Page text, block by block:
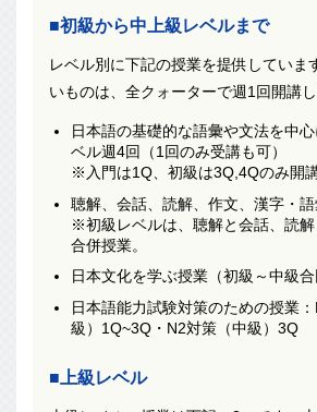
■初級から中上級レベルまで
レベル別に下記の授業を提供していま
いものは、全クォーターで週1回開講し
日本語の基礎的な語彙や文法を中
ベル週4回（1回のみ受講も可）
※入門は1Q、初級は3Q,4Qのみ開
聴解、会話、読解、作文、漢字・
※初級レベルは、聴解と会話、読
合併授業。
日本文化を学ぶ授業（初級～中級合
日本語能力試験対策のための授業
級）1Q~3Q・N2対策（中級）3Q
■上級レベル